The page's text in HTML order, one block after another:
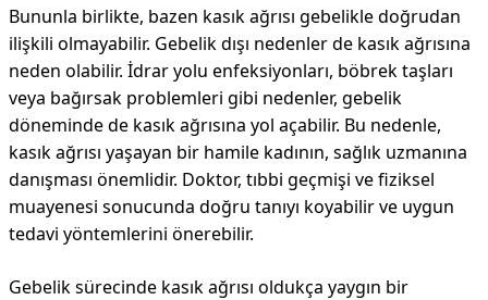
Bununla birlikte, bazen kasık ağrısı gebelikle doğrudan
ilişkili olmayabilir. Gebelik dışı nedenler de kasık ağrısına
neden olabilir. İdrar yolu enfeksiyonları, böbrek taşları
veya bağırsak problemleri gibi nedenler, gebelik
döneminde de kasık ağrısına yol açabilir. Bu nedenle,
kasık ağrısı yaşayan bir hamile kadının, sağlık uzmanına
danışması önemlidir. Doktor, tıbbi geçmişi ve fiziksel
muayenesi sonucunda doğru tanıyı koyabilir ve uygun
tedavi yöntemlerini önerebilir.
Gebelik sürecinde kasık ağrısı oldukça yaygın bir